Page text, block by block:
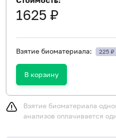
1625 ₽
Взятие биоматериала: 225 ₽
В корзину
Взятие биоматериала
анализов оплачивается